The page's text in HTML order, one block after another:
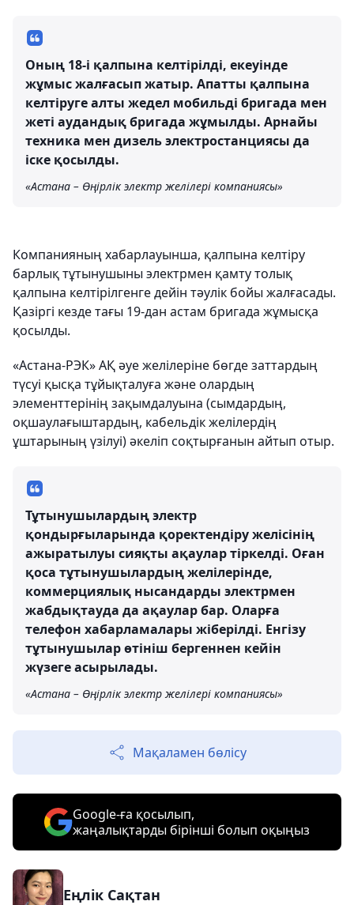
Оның 18-і қалпына келтірілді, екеуінде
жұмыс жалғасып жатыр. Апатты қалпына
келтіруге алты жедел мобильді бригада мен
жеті аудандық бригада жұмылды. Арнайы
техника мен дизель электростанциясы да
іске қосылды.
«Астана – Өңірлік электр желілері компаниясы»
Компанияның хабарлауынша, қалпына келтіру
барлық тұтынушыны электрмен қамту толық
қалпына келтірілгенге дейін тәулік бойы жалғасады.
Қазіргі кезде тағы 19-дан астам бригада жұмысқа
қосылды.
«Астана-РЭК» АҚ әуе желілеріне бөгде заттардың
түсуі қысқа тұйықталуға және олардың
элементтерінің зақымдалуына (сымдардың,
оқшаулағыштардың, кабельдік желілердің
ұштарының үзілуі) әкеліп соқтырғанын айтып отыр.
Тұтынушылардың электр
қондырғыларында қоректендіру желісінің
ажыратылуы сияқты ақаулар тіркелді. Оған
қоса тұтынушылардың желілерінде,
коммерциялық нысандарды электрмен
жабдықтауда да ақаулар бар. Оларға
телефон хабарламалары жіберілді. Енгізу
тұтынушылар өтініш бергеннен кейін
жүзеге асырылады.
«Астана – Өңірлік электр желілері компаниясы»
Мақаламен бөлісу
Google-ға қосылып,
жаңалықтарды бірінші болып оқыңыз
Еңлік Сақтан